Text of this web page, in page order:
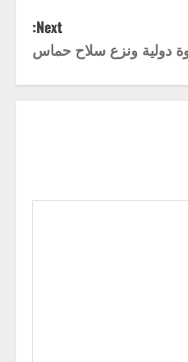
Next:
دولية ونزع سلاح حماس